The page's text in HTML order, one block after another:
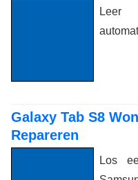
Leer
Galaxy Tab S8
Repareren
Los